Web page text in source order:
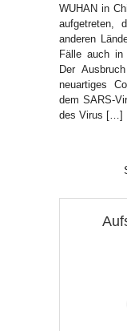
WUHAN in
aufgetreten,
anderen
Fälle auch in
Der
neuartiges
dem SARS-
des Virus […]